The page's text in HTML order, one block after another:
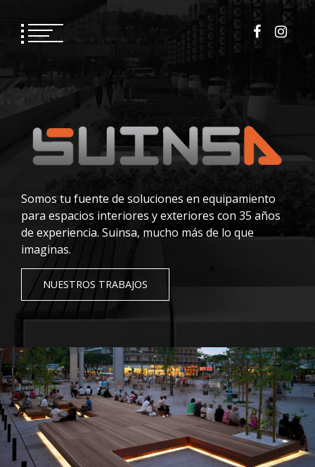
contenido
Somos tu fuente de soluciones en equipamiento
para espacios interiores y exteriores con 35 años
de experiencia. Suinsa, mucho más de lo que
imaginas.
NUESTROS TRABAJOS